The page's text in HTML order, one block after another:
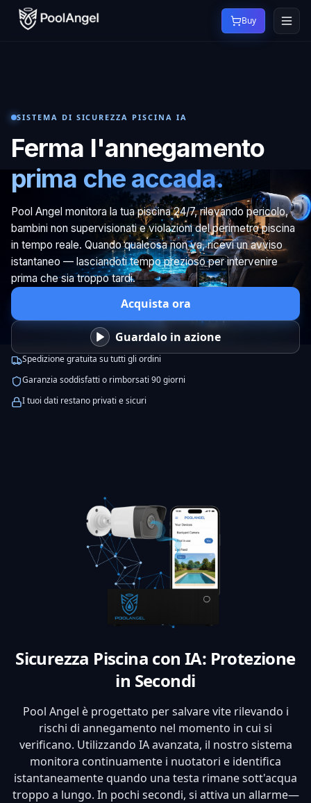
Buy
SISTEMA DI SICUREZZA PISCINA IA
Ferma l'annegamento
prima che accada.
Pool Angel monitora la tua piscina 24/7, rilevando pericolo,
bambini non supervisionati e violazioni del perimetro piscina
in tempo reale. Quando qualcosa non va, ricevi un avviso
istantaneo — lasciandoti tempo prezioso per intervenire
prima che sia troppo tardi.
Acquista ora
Guardalo in azione
Spedizione gratuita su tutti gli ordini
Garanzia soddisfatti o rimborsati 90 giorni
I tuoi dati restano privati e sicuri
Sicurezza Piscina con IA: Protezione
in Secondi
Pool Angel è progettato per salvare vite rilevando i
rischi di annegamento nel momento in cui si
verificano. Utilizzando IA avanzata, il nostro sistema
monitora continuamente i nuotatori e identifica
istantaneamente quando una testa rimane sott'acqua
troppo a lungo. In pochi secondi, si attiva un allarme—